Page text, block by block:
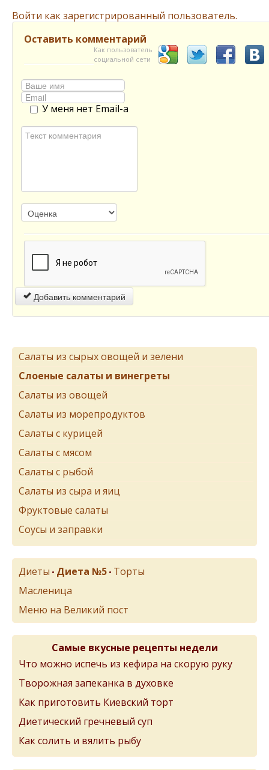
Войти как зарегистрированный пользователь.
Оставить комментарий
Как пользователь
социальной сети
У меня нет Email-а
Добавить комментарий
Салаты из сырых овощей и зелени
Слоеные салаты и винегреты
Салаты из овощей
Салаты из морепродуктов
Салаты с курицей
Салаты с мясом
Салаты с рыбой
Салаты из сыра и яиц
Фруктовые салаты
Соусы и заправки
Диеты • Диета №5 • Торты
Масленица
Меню на Великий пост
Самые вкусные рецепты недели
Что можно испечь из кефира на скорую руку
Творожная запеканка в духовке
Как приготовить Киевский торт
Диетический гречневый суп
Как солить и вялить рыбу